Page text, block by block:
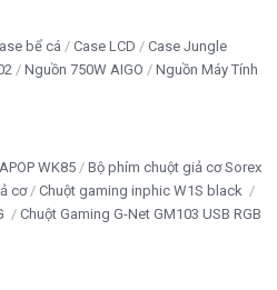
LCD
bể cá Case LCD
Case Jungle
Nguồn 750W AIGO
Nguồn Máy Tính
WK85
Bộ phím chuột giả cơ Sorex
cơ
Chuột gaming inphic W1S black
Chuột Gaming G-Net GM103 USB RGB